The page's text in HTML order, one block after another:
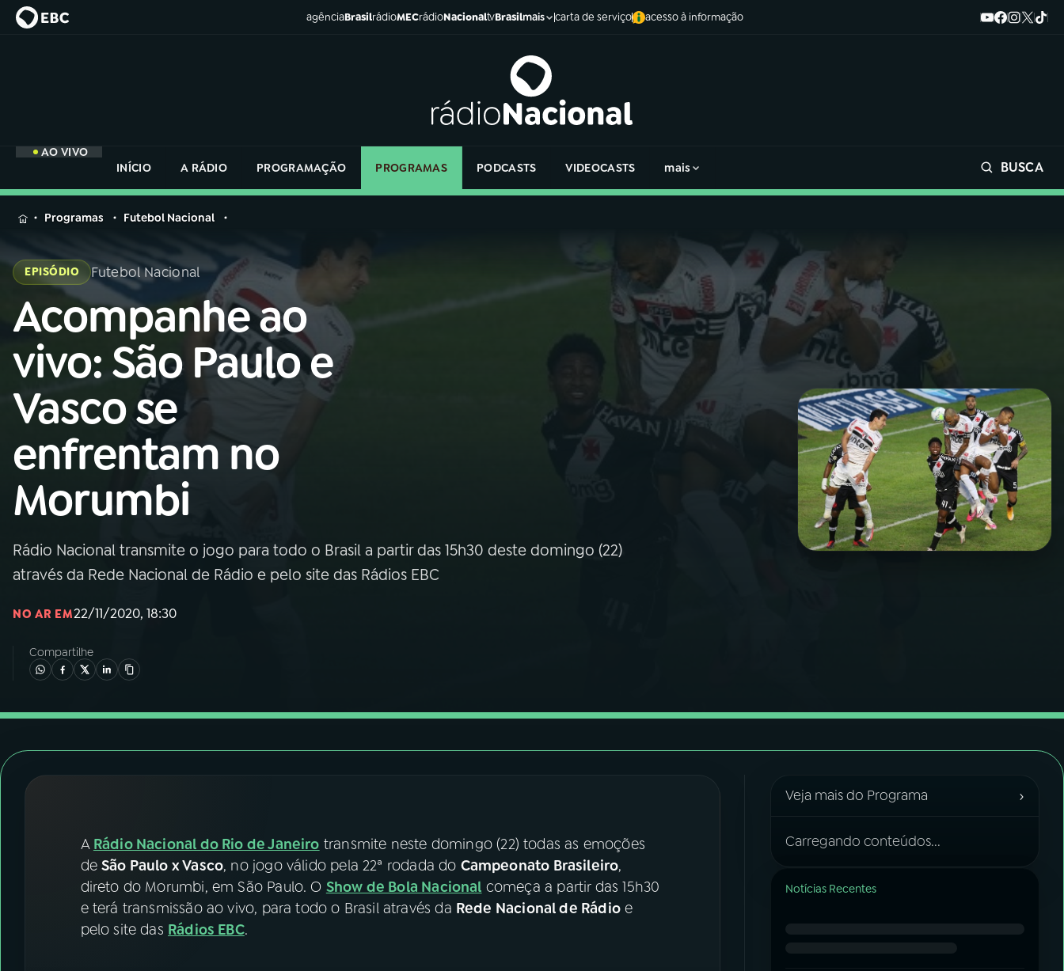
agênciaBrasilrádioMECrádioNacionaltvBrasilmais carta de serviço acesso à informação
AO VIVO
INÍCIO
A RÁDIO PROGRAMAÇÃO PROGRAMAS PODCASTS VIDEOCASTS mais BUSCA
MENU
Buscar
na
Rádio
Nacional
Buscar
AO VIVO
01 INÍCIO
02A RÁDIO
03 PROGRAMAÇÃO
04PROGRAMAS
05 PODCASTS
06VIDEOCASTS
07ÚLTIMAS
YouTube Facebook
Instagram X
na
Rádio
Nacional
Programas Futebol Nacional
EPISÓDIO Futebol Nacional
Acompanhe ao
vivo: São Paulo e
Vasco se
enfrentam no
Morumbi
Rádio Nacional transmite o jogo para todo o Brasil a partir das 15h30 deste domingo (22)
através da Rede Nacional de Rádio e pelo site das Rádios EBC
NO AR EM22/11/2020, 18:30
Compartilhe
A Rádio Nacional do Rio de Janeiro transmite neste domingo (22) todas as emoções
deSão Paulo x Vasco, no jogo válido pela 22ª rodada do Campeonato Brasileiro,
direto do Morumbi, em São Paulo. O Show de Bola Nacional começa a partir das 15h30
e terá transmissão ao vivo, para todo o Brasil através da Rede Nacional de Rádioe
pelo site das Rádios EBC.
Veja mais do Programa ›
Carregando conteúdos...
Notícias Recentes